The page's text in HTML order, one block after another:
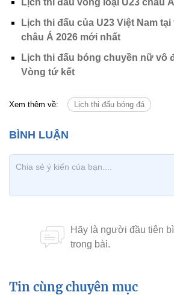
Lịch thi đấu vòng loại U23 châu
Lịch thi đấu của U23 Việt Nam
châu Á 2026 mới nhất
Lịch thi đấu bóng chuyền nữ vô
Vòng tứ kết
Xem thêm về: Lịch thi đấu bóng đá
Tin cùng chuyên mục